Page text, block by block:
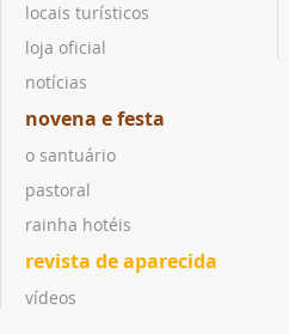
locais turísticos
loja oficial
notícias
novena e festa
o santuário
pastoral
rainha hotéis
revista de aparecida
vídeos